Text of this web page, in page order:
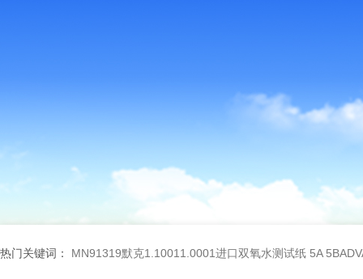
热门关键词： MN91319默克1.10011.0001进口双氧水测试纸 5A